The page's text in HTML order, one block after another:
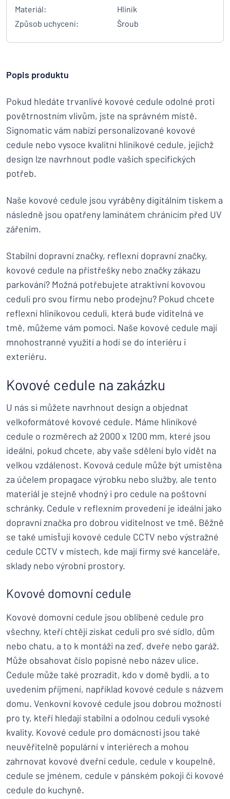
Materiál:
Hliník
Způsob uchycení:
Šroub
Popis produktu
Pokud hledáte trvanlivé kovové cedule odolné proti
povětrnostním vlivům, jste na správném místě.
Signomatic vám nabízí personalizované kovové
cedule nebo vysoce kvalitní hliníkové cedule, jejichž
design lze navrhnout podle vašich specifických
potřeb.
Naše kovové cedule jsou vyráběny digitálním tiskem a
následně jsou opatřeny laminátem chránícím před UV
zářením.
Stabilní dopravní značky, reflexní dopravní značky,
kovové cedule na přístřešky nebo značky zákazu
parkování? Možná potřebujete atraktivní kovovou
ceduli pro svou firmu nebo prodejnu? Pokud chcete
reflexní hliníkovou ceduli, která bude viditelná ve
tmě, můžeme vám pomoci. Naše kovové cedule mají
mnohostranné využití a hodí se do interiéru i
exteriéru.
Kovové cedule na zakázku
U nás si můžete navrhnout design a objednat
velkoformátové kovové cedule. Máme hliníkové
cedule o rozměrech až 2000 x 1200 mm, které jsou
ideální, pokud chcete, aby vaše sdělení bylo vidět na
velkou vzdálenost. Kovová cedule může být umístěna
za účelem propagace výrobku nebo služby, ale tento
materiál je stejně vhodný i pro cedule na poštovní
schránky. Cedule v reflexním provedení je ideální jako
dopravní značka pro dobrou viditelnost ve tmě. Běžně
se také umisťují kovové cedule CCTV nebo výstražné
cedule CCTV v místech, kde mají firmy své kanceláře,
sklady nebo výrobní prostory.
Kovové domovní cedule
Kovové domovní cedule jsou oblíbené cedule pro
všechny, kteří chtějí získat ceduli pro své sídlo, dům
nebo chatu, a to k montáži na zeď, dveře nebo garáž.
Může obsahovat číslo popisné nebo název ulice.
Cedule může také prozradit, kdo v domě bydlí, a to
uvedením příjmení, například kovové cedule s názvem
domu. Venkovní kovové cedule jsou dobrou možností
pro ty, kteří hledají stabilní a odolnou ceduli vysoké
kvality. Kovové cedule pro domácnosti jsou také
neuvěřitelně populární v interiérech a mohou
zahrnovat kovové dveřní cedule, cedule v koupelně,
cedule se jménem, cedule v pánském pokoji či kovové
cedule do kuchyně.